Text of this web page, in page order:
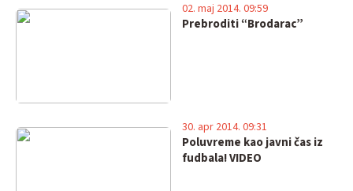
Prebroditi “Brodarac”
02. maj 2014. 09:59
Poluvreme kao javni čas iz
fudbala! VIDEO
30. apr 2014. 09:31